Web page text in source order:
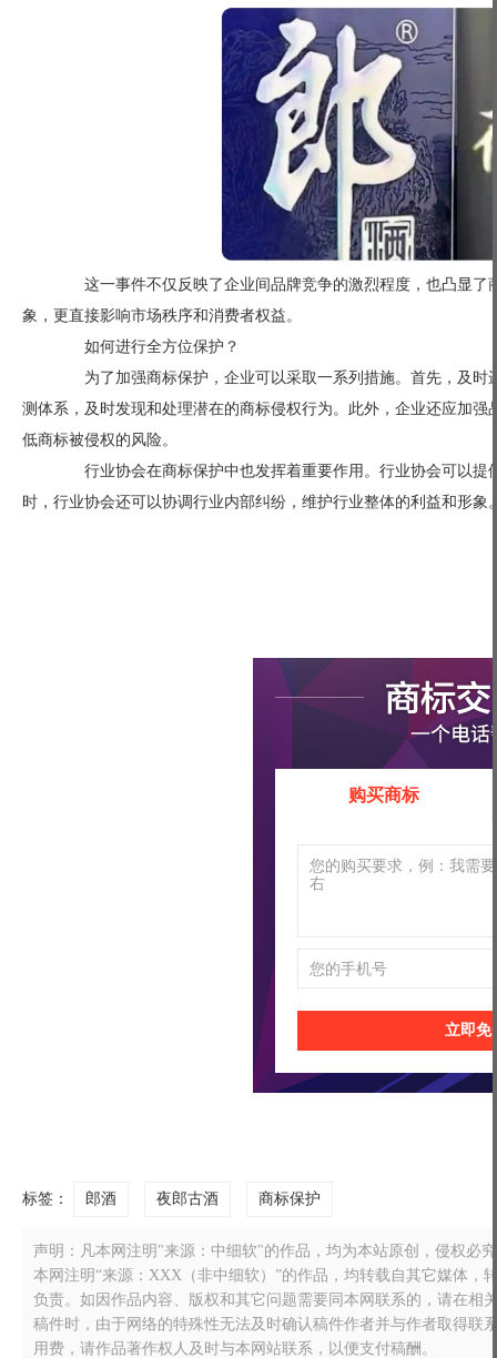
这一事件不仅反映了企业间品牌竞争的激烈程度，也凸显了
象，更直接影响市场秩序和消费者权益。
如何进行全方位保护？
为了加强商标保护，企业可以采取一系列措施。首先，及时
测体系，及时发现和处理潜在的商标侵权行为。此外，企业还应加
低商标被侵权的风险。
行业协会在商标保护中也发挥着重要作用。行业协会可以提
时，行业协会还可以协调行业内部纠纷，维护行业整体的利益和形象
购买商标
立即免
标签： 郎酒 夜郎古酒 商标保护
声明：凡本网注明"来源：中细软"的作品，均为本站原创，侵权必
本网注明“来源：XXX（非中细软）”的作品，均转载自其它媒体
负责。如因作品内容、版权和其它问题需要同本网联系的，请在相
稿件时，由于网络的特殊性无法及时确认稿件作者并与作者取得
用费，请作品著作权人及时与本网站联系，以便支付稿酬。